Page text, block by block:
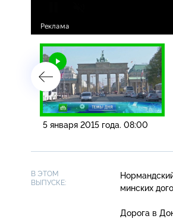
5 января 2015 года. 08:00
В ЭТОМ
ВЫПУСКЕ:
минских
Дорога в